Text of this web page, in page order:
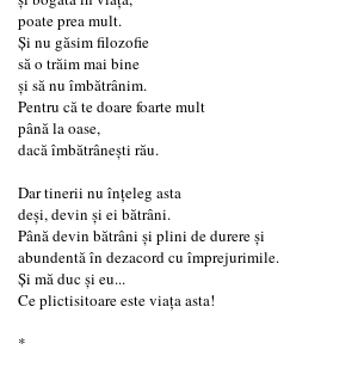
poate prea mult.
Și nu găsim filozofie
să o trăim mai bine
și să nu îmbătrânim.
Pentru că te doare foarte mult
până la oase,
dacă îmbătrânești rău.
Dar tinerii nu înțeleg asta
deşi, devin și ei bătrâni.
Până devin bătrâni şi plini de durere şi
abundentă în dezacord cu împrejurimile.
Și mă duc și eu...
Ce plictisitoare este viața asta!
*